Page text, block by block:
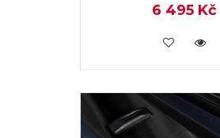
6 495 Kč
KOUPIT